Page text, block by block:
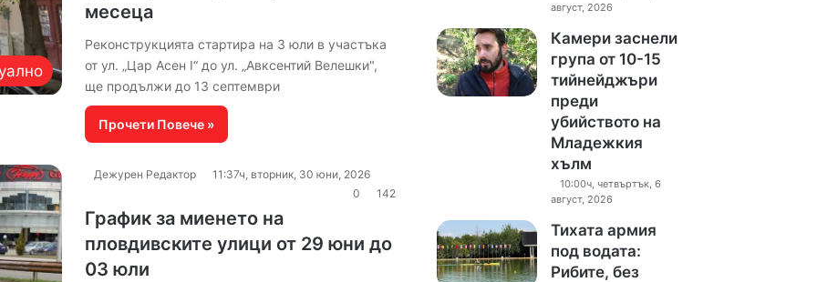
месеца
Реконструкцията стартира на 3 юли в участъка
от ул. „Цар Асен I“ до ул. „Авксентий Велешки",
ще продължи до 13 септември
Прочети Повече »
Дежурен Редактор
11:37ч, вторник, 30 юни, 2026
0
142
График за миенето на
пловдивските улици от 29 юни до
03 юли
август, 2026
Камери заснели
група от 10-15
тийнейджъри
преди
убийството на
Младежкия
хълм
10:00ч, четвъртък, 6
август, 2026
Тихата армия
под водата:
Рибите, без